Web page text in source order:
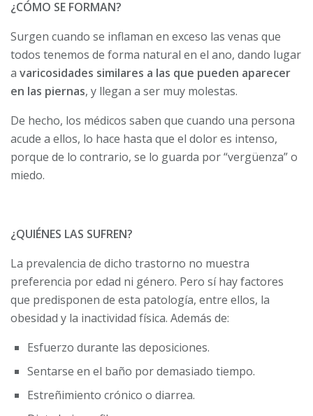
¿CÓMO SE FORMAN?
Surgen cuando se inflaman en exceso las venas que
todos tenemos de forma natural en el ano, dando lugar
a varicosidades similares a las que pueden aparecer
en las piernas, y llegan a ser muy molestas.
De hecho, los médicos saben que cuando una persona
acude a ellos, lo hace hasta que el dolor es intenso,
porque de lo contrario, se lo guarda por “vergüenza” o
miedo.
¿QUIÉNES LAS SUFREN?
La prevalencia de dicho trastorno no muestra
preferencia por edad ni género. Pero sí hay factores
que predisponen de esta patología, entre ellos, la
obesidad y la inactividad física. Además de:
Esfuerzo durante las deposiciones.
Sentarse en el baño por demasiado tiempo.
Estreñimiento crónico o diarrea.